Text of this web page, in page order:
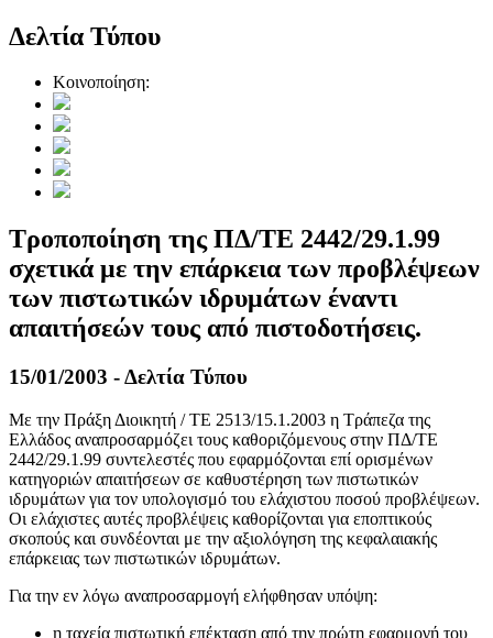
Δελτία Τύπου
Κοινοποίηση:
Τροποποίηση της ΠΔ/ΤΕ 2442/29.1.99
σχετικά με την επάρκεια των προβλέψεων
των πιστωτικών ιδρυμάτων έναντι
απαιτήσεών τους από πιστοδοτήσεις.
15/01/2003 - Δελτία Τύπου
Με την Πράξη Διοικητή / ΤΕ 2513/15.1.2003 η Τράπεζα της
Ελλάδος αναπροσαρμόζει τους καθοριζόμενους στην ΠΔ/ΤΕ
2442/29.1.99 συντελεστές που εφαρμόζονται επί ορισμένων
κατηγοριών απαιτήσεων σε καθυστέρηση των πιστωτικών
ιδρυμάτων για τον υπολογισμό του ελάχιστου ποσού προβλέψεων.
Οι ελάχιστες αυτές προβλέψεις καθορίζονται για εποπτικούς
σκοπούς και συνδέονται με την αξιολόγηση της κεφαλαιακής
επάρκειας των πιστωτικών ιδρυμάτων.
Για την εν λόγω αναπροσαρμογή ελήφθησαν υπόψη:
η ταχεία πιστωτική επέκταση από την πρώτη εφαρμογή του